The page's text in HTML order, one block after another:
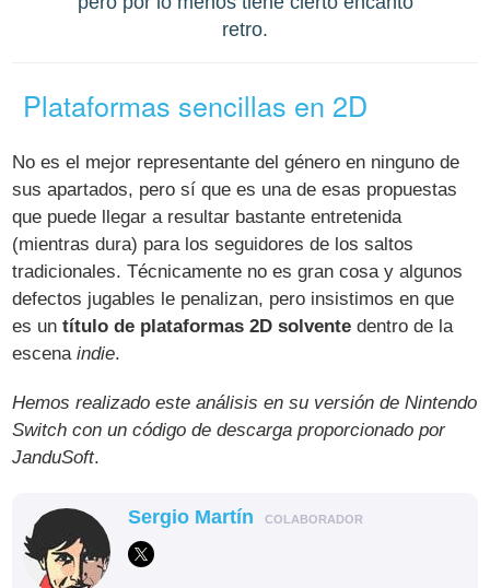
retro.
Plataformas sencillas en 2D
No es el mejor representante del género en ninguno de
sus apartados, pero sí que es una de esas propuestas
que puede llegar a resultar bastante entretenida
(mientras dura) para los seguidores de los saltos
tradicionales. Técnicamente no es gran cosa y algunos
defectos jugables le penalizan, pero insistimos en que
es untítulo de plataformas 2D solvente dentro de la
escenaindie.
Hemos realizado este análisis en su versión de Nintendo
Switch con un código de descarga proporcionado por
JanduSoft.
Sergio Martín COLABORADOR